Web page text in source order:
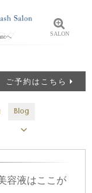
へ SALON
グ
ご予約はこちら
Blog
容液はここが